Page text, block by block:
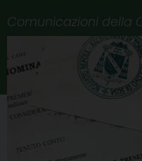
Comunicazioni della